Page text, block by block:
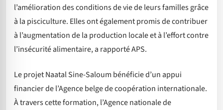
l’amélioration des conditions de vie de leurs familles grâce
à la pisciculture. Elles ont également promis de contribuer
à l’augmentation de la production locale et à l’effort contre
l’insécurité alimentaire, a rapporté APS.
Le projet Naatal Sine-Saloum bénéficie d’un appui
financier de l’Agence belge de coopération internationale.
À travers cette formation, l’Agence nationale de